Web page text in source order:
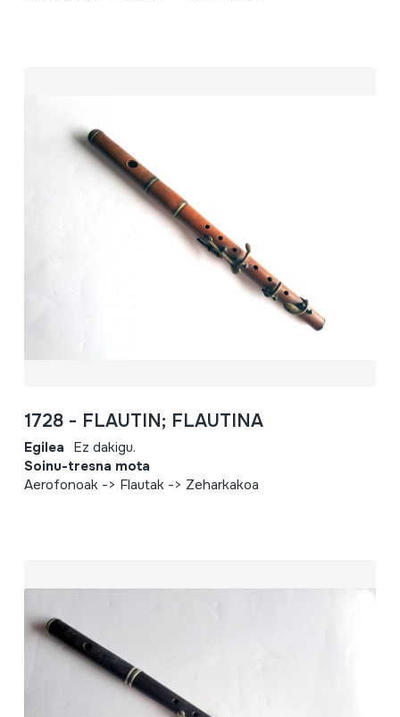
1728 - FLAUTIN; FLAUTINA
Egilea Ez dakigu.
Soinu-tresna mota
Aerofonoak -> Flautak -> Zeharkakoa